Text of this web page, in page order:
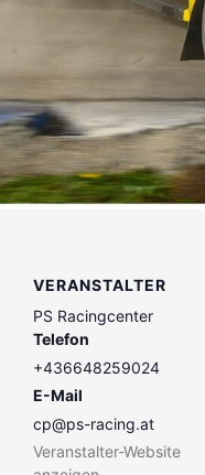
VERANSTALTER
PS Racingcenter
Telefon
+436648259024
E-Mail
cp@ps-racing.at
Veranstalter-Website